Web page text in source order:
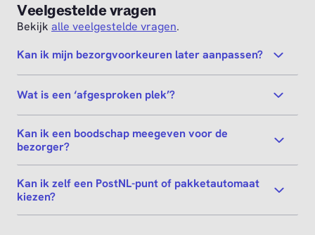
Veelgestelde vragen
Bekijk alle veelgestelde vragen.
Kan ik mijn bezorgvoorkeuren later aanpassen?
Wat is een ‘afgesproken plek’?
Kan ik een boodschap meegeven voor de
bezorger?
Kan ik zelf een PostNL-punt of pakketautomaat
kiezen?